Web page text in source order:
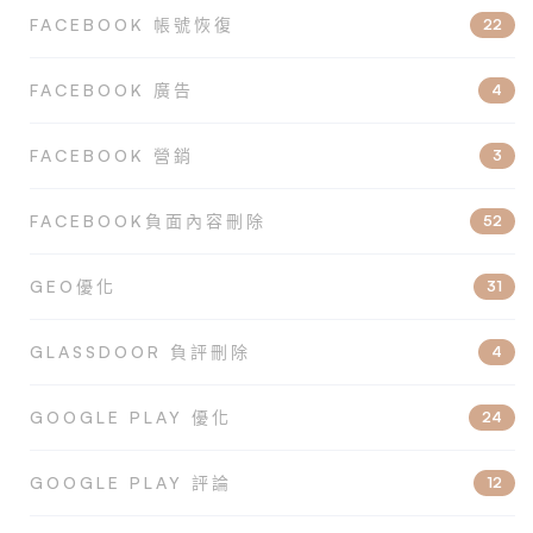
FACEBOOK 帳號恢復 22
FACEBOOK 廣告 4
FACEBOOK 營銷 3
FACEBOOK負面內容刪除 52
GEO優化 31
GLASSDOOR 負評刪除 4
GOOGLE PLAY 優化 24
GOOGLE PLAY 評論 12